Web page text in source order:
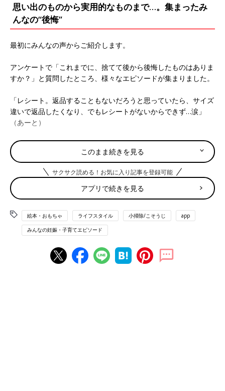
が楽になり、子どもとの時間が増えたという母
思い出のものから実用的なものまで…。集まったみ
んなの“後悔”
最初にみんなの声からご紹介します。
アンケートで「これまでに、捨てて後から後悔したものはありま
すか？」と質問したところ、様々なエピソードが集まりました。
「レシート。返品することもないだろうと思っていたら、サイズ
違いで返品したくなり、でもレシートがないからできず…涙」
（あーと）
「QUOカード残高の記載されているレシート。レシートは何も
考えず買っですぐに破棄する癖が身についているため、いただい
たQUOカード使用時もよく確かめずにノールックで捨ててしま
う。そのため残高がわからない」（しろうさぎ）
「金融機関から発行された書類で後々必要になったものがあっ
た。独身時代の写真も捨ててしまい、結婚式の準備で小さい頃の
振り返りをしたいと思っても思い出せるものがない…」（とりっ
ぴー）
「昔の写真をほとんど処分した。普段見ないけど、やっぱり置い
ておけばよかった」（ナッツ）
このまま続きを見る
サクサク読める！お気に入り記事を登録可能
アプリで続きを見る
絵本・おもちゃ ライフスタイル 小掃除/こそうじ app
みんなの妊娠・子育てエピソード